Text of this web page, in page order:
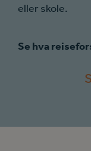
eller skole.
Se hva